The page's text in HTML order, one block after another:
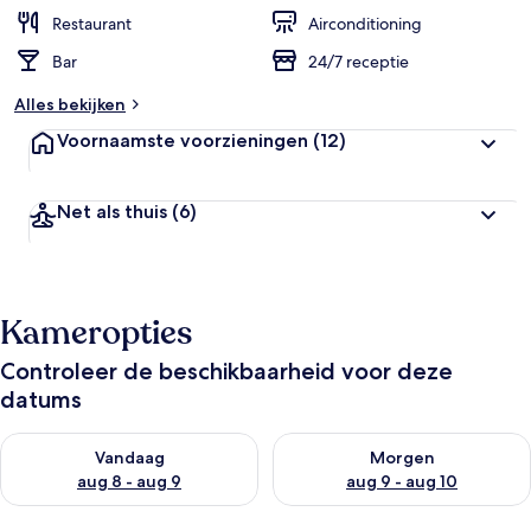
Restaurant
Airconditioning
Bar
24/7 receptie
Alles bekijken
Voornaamste voorzieningen (12)
Net als thuis (6)
Kameropties
Controleer de beschikbaarheid voor deze
datums
Vandaag
aug 8 - aug 9
De beschikbaarheid controleren voor vanavond aug 8 - aug 9
Morgen
aug 9 - aug 10
De beschikbaarheid